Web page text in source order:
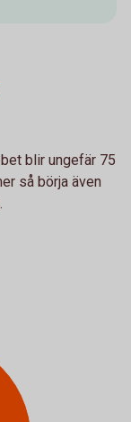
blir ungefär 75
så börja även